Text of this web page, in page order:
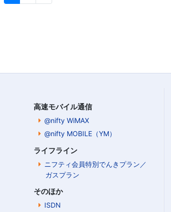
高速モバイル通信
@nifty WiMAX
@nifty MOBILE（YM）
ライフライン
ニフティ会員特別でんきプラン／
ガスプラン
そのほか
ISDN